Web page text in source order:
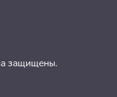
защищены.